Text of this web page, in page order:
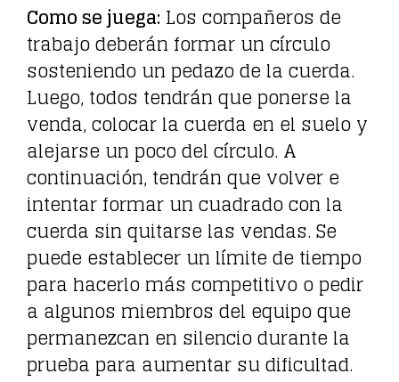
Como se juega: Los compañeros de
trabajo deberán formar un círculo
sosteniendo un pedazo de la cuerda.
Luego, todos tendrán que ponerse la
venda, colocar la cuerda en el suelo y
alejarse un poco del círculo. A
continuación, tendrán que volver e
intentar formar un cuadrado con la
cuerda sin quitarse las vendas. Se
puede establecer un límite de tiempo
para hacerlo más competitivo o pedir
a algunos miembros del equipo que
permanezcan en silencio durante la
prueba para aumentar su dificultad.